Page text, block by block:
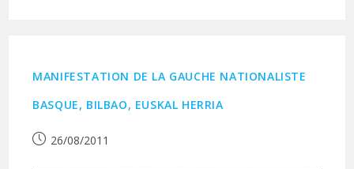
MANIFESTATION DE LA GAUCHE NATIONALISTE
BASQUE, BILBAO, EUSKAL HERRIA
Publication
26/08/2011